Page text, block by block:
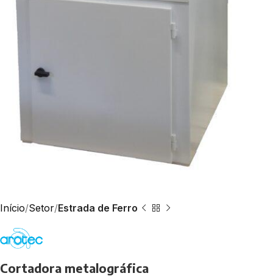
Início Setor Estrada de Ferro
Cortadora metalográfica